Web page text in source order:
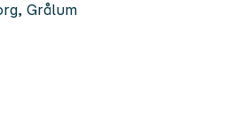
Grålum